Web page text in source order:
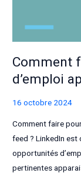
Comment
d’emploi
16 octobre 2024
Comment faire
feed ? LinkedIn
opportunités
pertinentes